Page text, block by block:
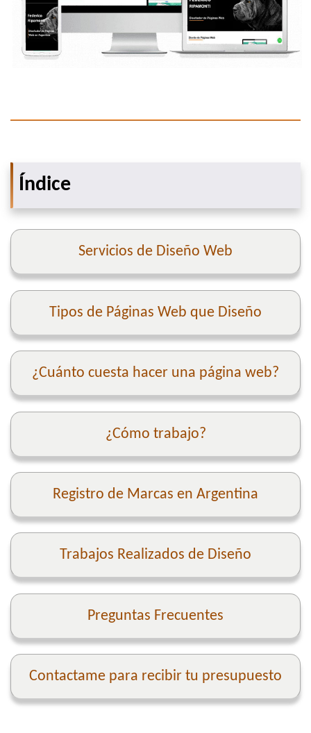
Índice
Servicios de Diseño Web
Tipos de Páginas Web que Diseño
¿Cuánto cuesta hacer una página web?
¿Cómo trabajo?
Registro de Marcas en Argentina
Trabajos Realizados de Diseño
Preguntas Frecuentes
Contactame para recibir tu presupuesto